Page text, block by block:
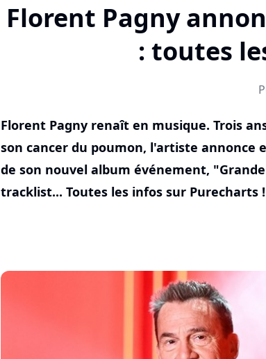
Florent Pagny
: toutes
Florent Pagny renaît en musique. Trois
son cancer du poumon, l'artiste annonce
de son nouvel album événement,
tracklist... Toutes les infos sur Purecharts !